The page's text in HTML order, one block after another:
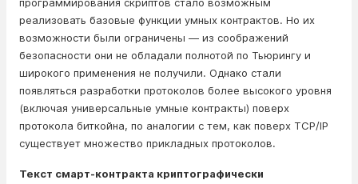
реализовать базовые функции умных контрактов. Но их
возможности были ограничены — из соображений
безопасности они не обладали полнотой по Тьюрингу и
широкого применения не получили. Однако стали
появляться разработки протоколов более высокого уровня
(включая универсальные умные контракты) поверх
протокола биткойна, по аналогии с тем, как поверх TCP/IP
существует множество прикладных протоколов.
Текст смарт-контракта криптографически